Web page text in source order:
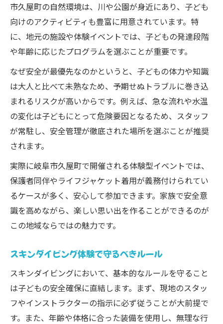
市久屋町の自然環境は、川や公園が身近にあり、子ども
向けのアクティビティも豊富に用意されています。特
に、地元の施設や体験イベントでは、子どもの発達段階
や年齢に応じたプログラムを選ぶことが重要です。
なぜ安全が最優先なのかというと、子どもの体力や知識
は大人と比べて未熟なため、予期せぬトラブルに巻き込
まれるリスクが高いからです。例えば、急な流れや水温
の変化は子どもにとって危険要因となるため、スタッフ
が常駐し、安全管理が徹底された場所を選ぶことが推奨
されます。
実際に岐阜市久屋町で開催される体験型イベントでは、
保護者同伴やライフジャケット着用が義務付けられてい
るケースが多く、安心して参加できます。家族で安全意
識を高めながら、楽しい思い出を作ることができるのが
この地域ならではの魅力です。
スキンダイビング体験で守るべきルール
スキンダイビングにおいて、基本的なルールを守ること
は子どもの安全確保に直結します。まず、現地のスタッ
フやインストラクターの指示に必ず従うことが大前提で
す。また、年齢や体格に合った装備を使用し、無理な行